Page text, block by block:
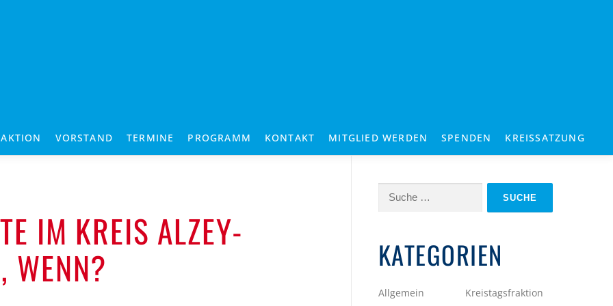
VORSTAND TERMINE PROGRAMM KONTAKT MITGLIED WERDEN SPENDEN KREISSATZUNG
IM KREIS ALZEY-
WENN?
Suche
KATEGORIEN
Allgemein
Kreistagsfraktion